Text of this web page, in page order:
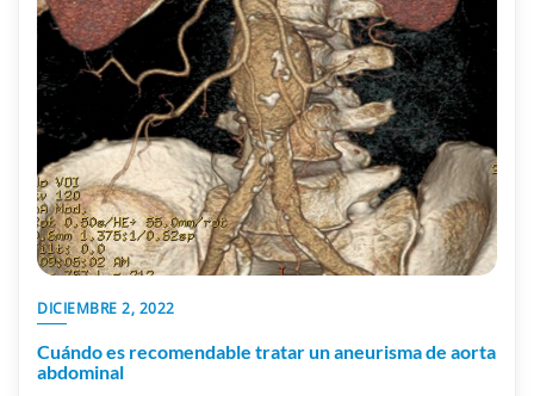
DICIEMBRE 2, 2022
Cuándo es recomendable tratar un aneurisma de aorta
abdominal